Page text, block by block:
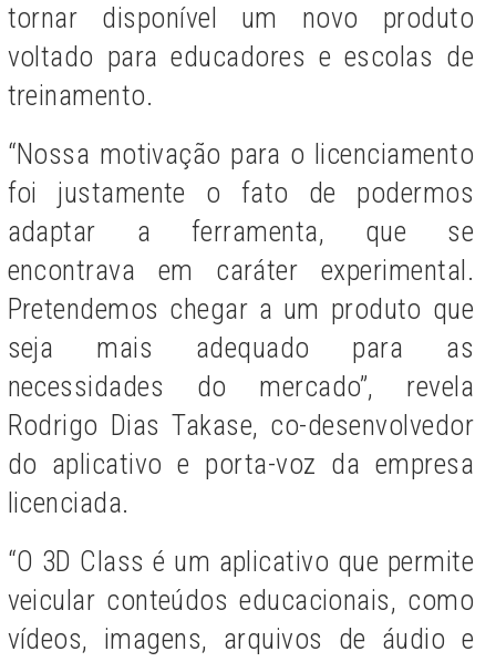
tornar disponível um novo produto
voltado para educadores e escolas de
treinamento.
“Nossa motivação para o licenciamento
foi justamente o fato de podermos
adaptar a ferramenta, que se
encontrava em caráter experimental.
Pretendemos chegar a um produto que
seja mais adequado para as
necessidades do mercado”, revela
Rodrigo Dias Takase, co-desenvolvedor
do aplicativo e porta-voz da empresa
licenciada.
“O 3D Class é um aplicativo que permite
veicular conteúdos educacionais, como
vídeos, imagens, arquivos de áudio e